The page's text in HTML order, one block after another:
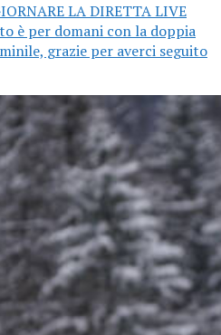
LA DIRETTA LIVE
è per domani con la doppia
grazie per averci seguito